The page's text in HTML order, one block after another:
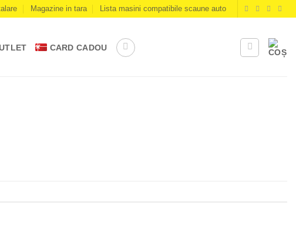
Magazine in tara Lista masini compatibile scaune auto
CARD CADOU